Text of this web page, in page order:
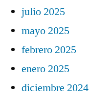
julio 2025
mayo 2025
febrero 2025
enero 2025
diciembre 2024